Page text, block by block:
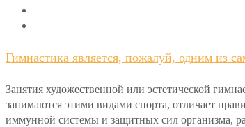
Гимнастика является, пожалуй, одним из
Занятия художественной или эстетической
занимаются этими видами спорта, отличает
иммунной системы и защитных сил организма,